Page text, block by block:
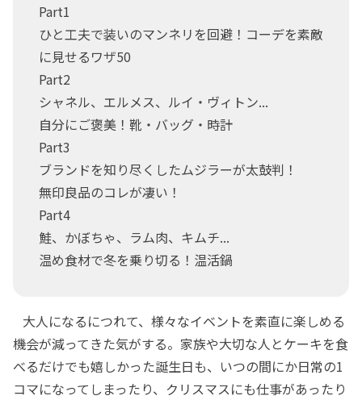
Part1
ひと工夫で装いのマンネリを回避！コーデを素敵
に見せるワザ50
Part2
シャネル、エルメス、ルイ・ヴィトン...
自分にご褒美！靴・バッグ・時計
Part3
ブランドを知り尽くしたムジラーが太鼓判！
無印良品のコレが凄い！
Part4
鮭、かぼちゃ、ラム肉、キムチ...
温め食材で冬を乗り切る！温活鍋
大人になるにつれて、様々なイベントを素直に楽しめる
機会が減ってきた気がする。家族や大切な人とケーキを食
べるだけでも嬉しかった誕生日も、いつの間にか日常の1
コマになってしまったり、クリスマスにも仕事があったり